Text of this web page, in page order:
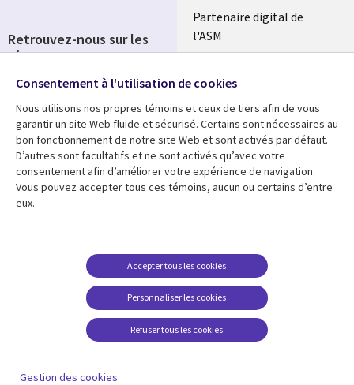
Partenaire digital de
l'ASM
Fusions
Ressources
Library
Links
Articles
Blog
Support
Legal
Accessibilité
conditions juridiques
FAQ Carrières
Centre de gestion des
témoins
Retrouvez-nous sur les
réseaux
Social
Media
FRANCE
Consentement à l'utilisation de cookies
Nous utilisons nos propres témoins et ceux de tiers afin de vous
garantir un site Web fluide et sécurisé. Certains sont nécessaires au
bon fonctionnement de notre site Web et sont activés par défaut.
D’autres sont facultatifs et ne sont activés qu’avec votre
consentement afin d’améliorer votre expérience de navigation.
Vous pouvez accepter tous ces témoins, aucun ou certains d’entre
eux.
Personnaliser les cookies
Accepter tous les cookies
Refuser tous les cookies
Gestion des cookies